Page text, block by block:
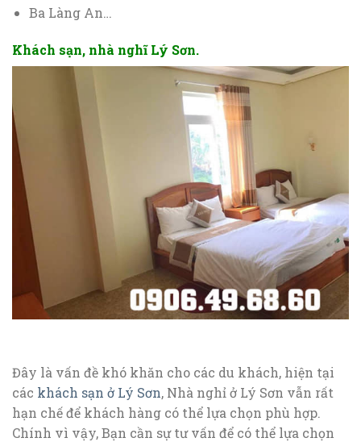
Ba Làng An…
Khách sạn, nhà nghĩ Lý Sơn.
Đây là vấn đề khó khăn cho các du khách, hiện tại
các khách sạn ở Lý Sơn, Nhà nghỉ ở Lý Sơn vẫn rất
hạn chế để khách hàng có thể lựa chọn phù hợp.
Chính vì vậy, Bạn cần sự tư vấn để có thể lựa chọn